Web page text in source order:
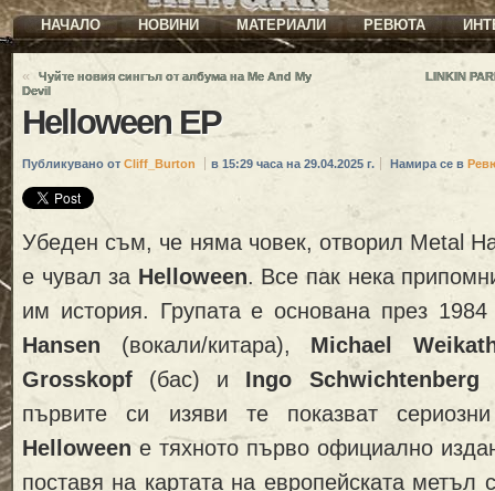
НАЧАЛО НОВИНИ МАТЕРИАЛИ РЕВЮТА
«
Чуйте новия сингъл от албума на Me And My
Devil
LINKIN
Helloween EP
Публикувано от Cliff_Burton в 15:29 часа на 29.04.2025 г. Намира се в
Убеден съм, че няма човек, отворил Metal
е чувал за Helloween. Все пак нека
им история. Групата е основана през
Hansen (вокали/китара), Michael
Grosskopf (бас) и Ingo Schwichtenberg
първите си изяви те показват
Helloweenе тяхното първо официално
поставя на картата на европейската метъл